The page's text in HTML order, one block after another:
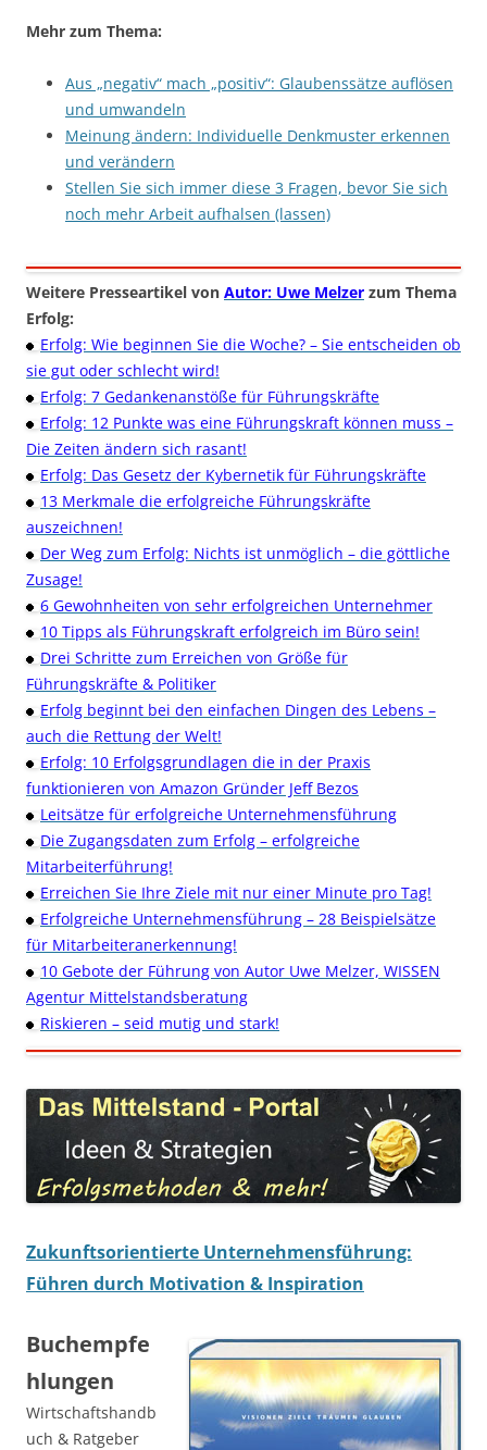
Mehr zum Thema:
Aus „negativ“ mach „positiv“: Glaubenssätze auflösen
und umwandeln
Meinung ändern: Individuelle Denkmuster erkennen
und verändern
Stellen Sie sich immer diese 3 Fragen, bevor Sie sich
noch mehr Arbeit aufhalsen (lassen)
Weitere Presseartikel von Autor: Uwe Melzer zum Thema
Erfolg:
Erfolg: Wie beginnen Sie die Woche? – Sie entscheiden ob
sie gut oder schlecht wird!
Erfolg: 7 Gedankenanstöße für Führungskräfte
Erfolg: 12 Punkte was eine Führungskraft können muss –
Die Zeiten ändern sich rasant!
Erfolg: Das Gesetz der Kybernetik für Führungskräfte
13 Merkmale die erfolgreiche Führungskräfte
auszeichnen!
Der Weg zum Erfolg: Nichts ist unmöglich – die göttliche
Zusage!
6 Gewohnheiten von sehr erfolgreichen Unternehmer
10 Tipps als Führungskraft erfolgreich im Büro sein!
Drei Schritte zum Erreichen von Größe für
Führungskräfte & Politiker
Erfolg beginnt bei den einfachen Dingen des Lebens –
auch die Rettung der Welt!
Erfolg: 10 Erfolgsgrundlagen die in der Praxis
funktionieren von Amazon Gründer Jeff Bezos
Leitsätze für erfolgreiche Unternehmensführung
Die Zugangsdaten zum Erfolg – erfolgreiche
Mitarbeiterführung!
Erreichen Sie Ihre Ziele mit nur einer Minute pro Tag!
Erfolgreiche Unternehmensführung – 28 Beispielsätze
für Mitarbeiteranerkennung!
10 Gebote der Führung von Autor Uwe Melzer, WISSEN
Agentur Mittelstandsberatung
Riskieren – seid mutig und stark!
Zukunftsorientierte Unternehmensführung:
Führen durch Motivation & Inspiration
Buchempfe
hlungen
Wirtschaftshandb
uch & Ratgeber